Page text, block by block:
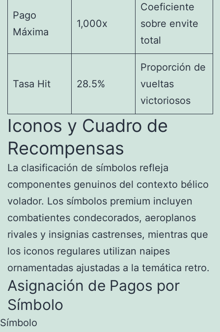
Pago
Máxima
1,000x
Coeficiente
sobre envite
total
Tasa Hit 28.5%
Proporción de
vueltas
victoriosos
Iconos y Cuadro de
Recompensas
La clasificación de símbolos refleja
componentes genuinos del contexto bélico
volador. Los símbolos premium incluyen
combatientes condecorados, aeroplanos
rivales y insignias castrenses, mientras que
los iconos regulares utilizan naipes
ornamentadas ajustadas a la temática retro.
Asignación de Pagos por
Símbolo
Símbolo